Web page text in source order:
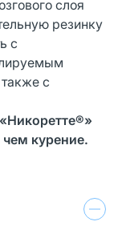
слоя
резинку
с
с
курение.